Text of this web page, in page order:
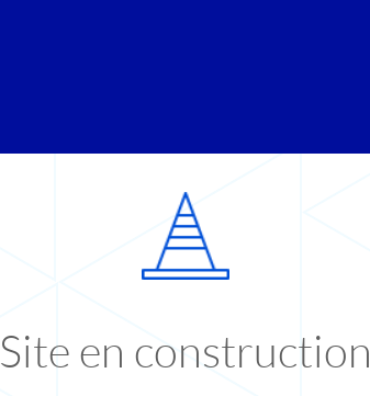
Site en construction